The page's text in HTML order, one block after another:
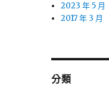
2023 年 5 月
2017 年 3 月
分類